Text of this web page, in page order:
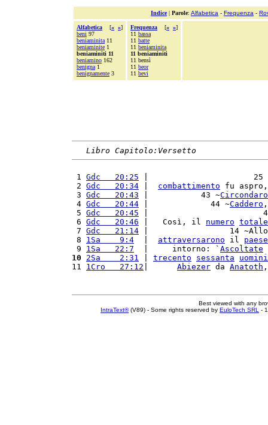
Indice| Parole: Alfabetica - Frequenza -
Alfabetica [« »]
beni 97
beniaminita 11
beniaminite 1
beniaminiti 11
beniamino 162
benigna 1
benignamente 3
Frequenza [« »]
11 bassa
11 batte
11 beniaminita
11 beniaminiti
11 bensì
11 beor
11 bevi
Libro Capitolo:Versetto
1 Gdc   20:25 |                      25
2 Gdc   20:34 combattimento fu
3 Gdc   20:43 |           43 ~
4 Gdc   20:44 |             44 ~Caddero
5 Gdc   20:45 |
6 Gdc   20:46 |   Così, il numero totale
7 Gdc   21:14 |                 14
8 1Sa    9:4 attraversarono il paese
9 1Sa   22:7
  |     intorno: `
Ascoltate
10
2Sa    2:31 trecento sessanta
uomini
11 1Cro   27:12 Abiezer da Anatoth
Best viewed with any
IntraText®(V89) - Some rights reserved by EuloTech SRL -